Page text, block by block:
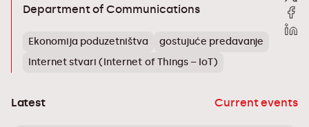
Department of Communications
Ekonomija poduzetništva
gostujuće predavanje
Internet stvari (Internet of Things – IoT)
Latest Current events